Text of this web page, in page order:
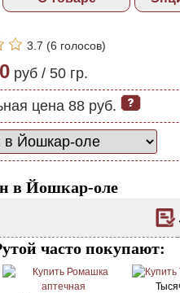
3.7 (6 голосов)
руб / 50 гр.
цена 88 руб.
в Йошкар-оле
часто покупают: